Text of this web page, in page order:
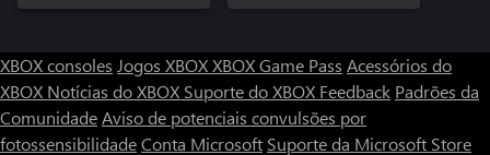
XBOX consoles Jogos XBOXXBOX Game Pass Acessórios do
XBOX Notícias do XBOX Suporte do XBOX Feedback Padrões da
ComunidadeAviso de potenciais convulsões por
fotossensibilidadeConta Microsoft Suporte da Microsoft Store